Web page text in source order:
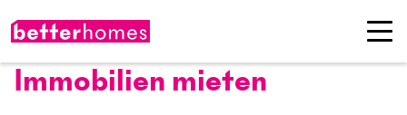
Immobilien mieten